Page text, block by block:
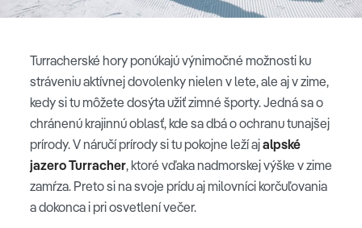
Turracherské hory ponúkajú výnimočné možnosti ku
stráveniu aktívnej dovolenky nielen v lete, ale aj v zime,
kedy si tu môžete dosýta užiť zimné športy. Jedná sa o
chránenú krajinnú oblasť, kde sa dbá o ochranu tunajšej
prírody. V náručí prírody si tu pokojne leží ajalpské
jazero Turracher, ktoré vďaka nadmorskej výške v zime
zamŕza. Preto si na svoje prídu aj milovníci korčuľovania
a dokonca i pri osvetlení večer.